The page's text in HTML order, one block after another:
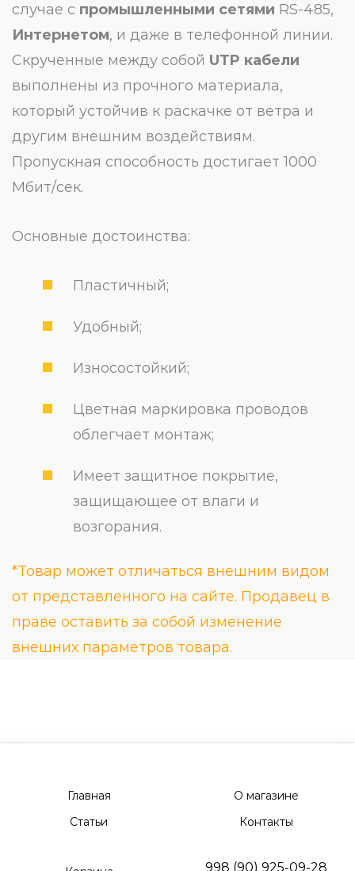
случае с промышленными сетями RS-485,
Интернетом, и даже в телефонной линии.
Скрученные между собой UTP кабели
выполнены из прочного материала,
который устойчив к раскачке от ветра и
другим внешним воздействиям.
Пропускная способность достигает 1000
Мбит/сек.
Основные достоинства:
Пластичный;
Удобный;
Износостойкий;
Цветная маркировка проводов
облегчает монтаж;
Имеет защитное покрытие,
защищающее от влаги и
возгорания.
*Товар может отличаться внешним видом
от представленного на сайте. Продавец в
праве оставить за собой изменение
внешних параметров товара.
Главная
Статьи
О магазине
Контакты
998 (90) 925-09-28